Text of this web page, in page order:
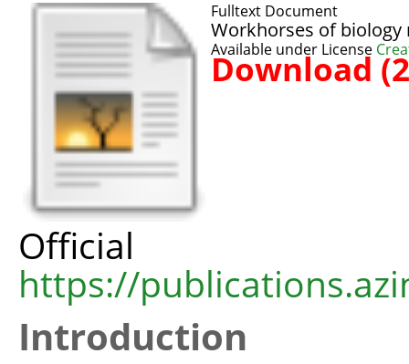
Fulltext Document
Workhorses of
Available under License
Download
https://
Introduction